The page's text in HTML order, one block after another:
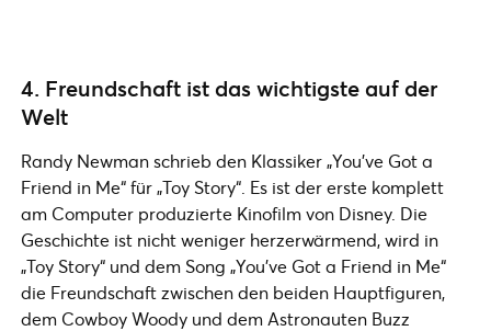
4. Freundschaft ist das wichtigste auf der
Welt
Randy Newman schrieb den Klassiker „You’ve Got a
Friend in Me“ für „Toy Story“. Es ist der erste komplett
am Computer produzierte Kinofilm von Disney. Die
Geschichte ist nicht weniger herzerwärmend, wird in
„Toy Story“ und dem Song „You’ve Got a Friend in Me“
die Freundschaft zwischen den beiden Hauptfiguren,
dem Cowboy Woody und dem Astronauten Buzz